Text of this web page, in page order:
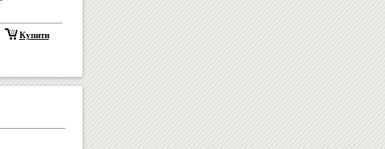
Купити